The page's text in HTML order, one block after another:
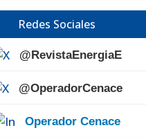
Redes Sociales
@RevistaEnergiaE
@OperadorCenace
Operador Cenace